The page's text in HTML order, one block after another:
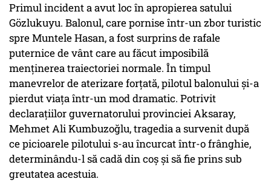
Primul incident a avut loc în apropierea satului
Gözlukuyu. Balonul, care pornise într-un zbor turistic
spre Muntele Hasan, a fost surprins de rafale
puternice de vânt care au făcut imposibilă
menținerea traiectoriei normale. În timpul
manevrelor de aterizare forțată, pilotul balonului și-a
pierdut viața într-un mod dramatic. Potrivit
declarațiilor guvernatorului provinciei Aksaray,
Mehmet Ali Kumbuzoğlu, tragedia a survenit după
ce picioarele pilotului s-au încurcat într-o frânghie,
determinându-l să cadă din coș și să fie prins sub
greutatea acestuia.